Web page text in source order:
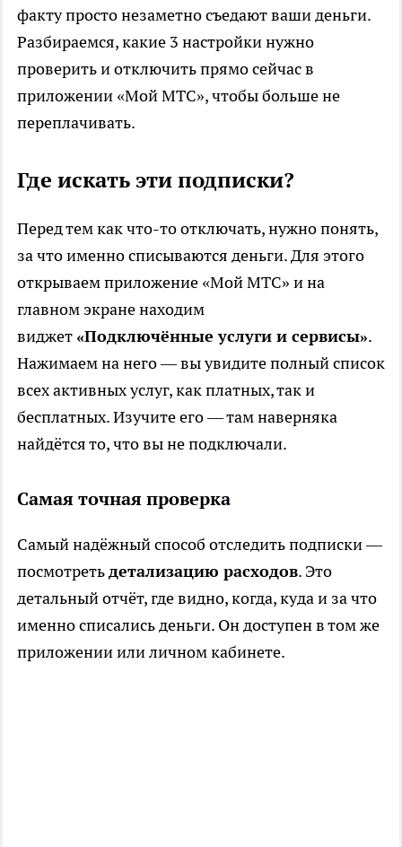
факту просто незаметно съедают ваши деньги.
Разбираемся, какие 3 настройки нужно
проверить и отключить прямо сейчас в
приложении «Мой МТС», чтобы больше не
переплачивать.
Где искать эти подписки?
Перед тем как что-то отключать, нужно понять,
за что именно списываются деньги. Для этого
открываем приложение «Мой МТС» и на
главном экране находим
виджет «Подключённые услуги и сервисы».
Нажимаем на него — вы увидите полный список
всех активных услуг, как платных, так и
бесплатных. Изучите его — там наверняка
найдётся то, что вы не подключали.
Самая точная проверка
Самый надёжный способ отследить подписки —
посмотретьдетализацию расходов. Это
детальный отчёт, где видно, когда, куда и за что
именно списались деньги. Он доступен в том же
приложении или личном кабинете.